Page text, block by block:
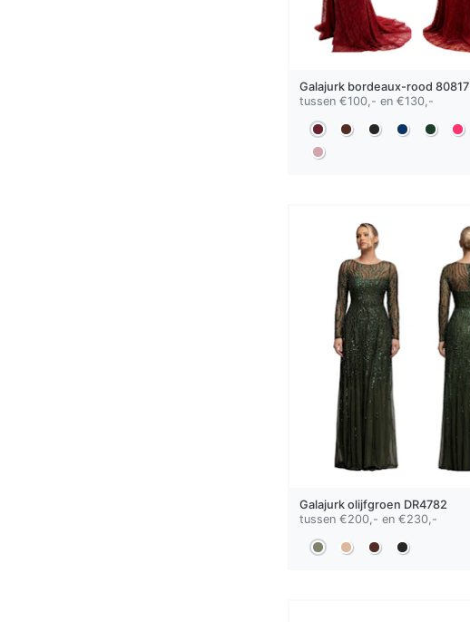
Galajurk bordeaux-rood 80817
tussen €100,- en €130,-
Galajurk olijfgroen DR4782
tussen €200,- en €230,-